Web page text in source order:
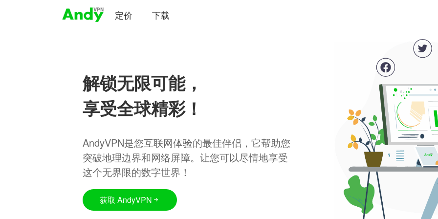
定价 下载
解锁无限可能，
享受全球精彩！
AndyVPN是您互联网体验的最佳伴侣，它帮助您
突破地理边界和网络屏障。让您可以尽情地享受
这个无界限的数字世界！
获取 AndyVPN